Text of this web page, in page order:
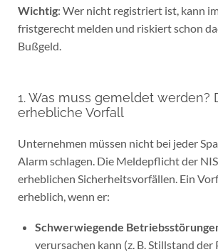
Wichtig: Wer nicht registriert ist, kann
fristgerecht melden und riskiert schon
Bußgeld.
1. Was muss gemeldet werden?
erhebliche Vorfall
Unternehmen müssen nicht bei jeder
Alarm schlagen. Die Meldepflicht der
erheblichen Sicherheitsvorfällen. Ein
erheblich, wenn er:
Schwerwiegende
verursachen kann (z. B. Stillstand der